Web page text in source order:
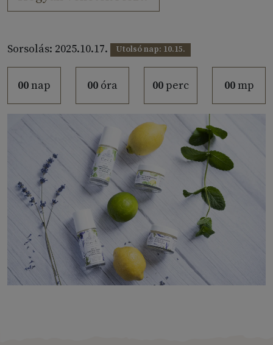
Sorsolás: 2025.10.17. Utolsó nap: 10.15.
00nap 00 óra 00perc 00mp